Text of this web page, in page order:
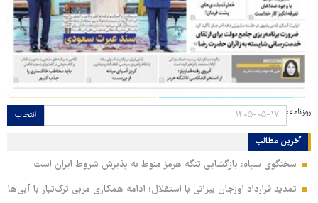
روزنامه: انتخاب
آخرین مطالب
سخنگوی سپاه: بازگشایی تنگه هرمز منوط به پذیرش شروط ایران است
تمدید قرارداد اوزجان بیزاتی با استقلال؛ ادامه همکاری مربی ترک‌تبار با آبی‌ها